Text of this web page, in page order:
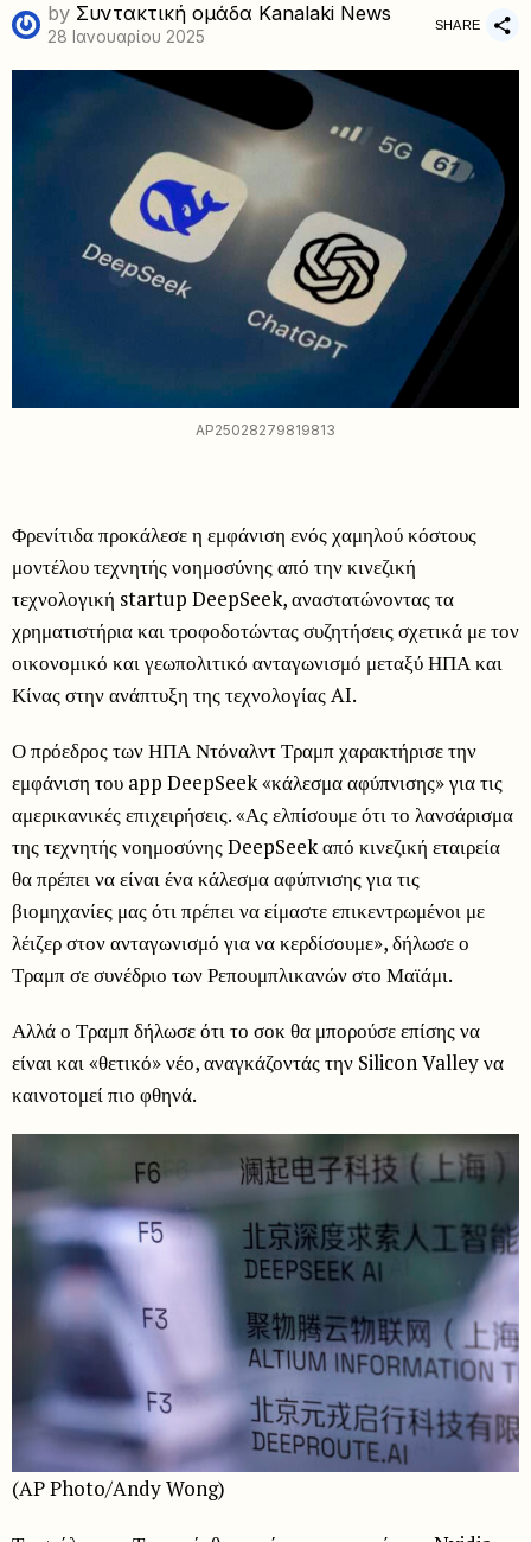
by Συντακτική ομάδα Kanalaki News
28 Ιανουαρίου 2025
SHARE
AP25028279819813
Φρενίτιδα προκάλεσε η εμφάνιση ενός χαμηλού κόστους
μοντέλου τεχνητής νοημοσύνης από την κινεζική
τεχνολογική startup DeepSeek, αναστατώνοντας τα
χρηματιστήρια και τροφοδοτώντας συζητήσεις σχετικά με τον
οικονομικό και γεωπολιτικό ανταγωνισμό μεταξύ ΗΠΑ και
Κίνας στην ανάπτυξη της τεχνολογίας AI.
Ο πρόεδρος των ΗΠΑ Ντόναλντ Τραμπ χαρακτήρισε την
εμφάνιση του app DeepSeek «κάλεσμα αφύπνισης» για τις
αμερικανικές επιχειρήσεις. «Ας ελπίσουμε ότι το λανσάρισμα
της τεχνητής νοημοσύνης DeepSeek από κινεζική εταιρεία
θα πρέπει να είναι ένα κάλεσμα αφύπνισης για τις
βιομηχανίες μας ότι πρέπει να είμαστε επικεντρωμένοι με
λέιζερ στον ανταγωνισμό για να κερδίσουμε», δήλωσε ο
Τραμπ σε συνέδριο των Ρεπουμπλικανών στο Μαϊάμι.
Αλλά ο Τραμπ δήλωσε ότι το σοκ θα μπορούσε επίσης να
είναι και «θετικό» νέο, αναγκάζοντάς την Silicon Valley να
καινοτομεί πιο φθηνά.
(AP Photo/Andy Wong)